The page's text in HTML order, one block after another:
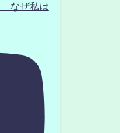
なぜ私は